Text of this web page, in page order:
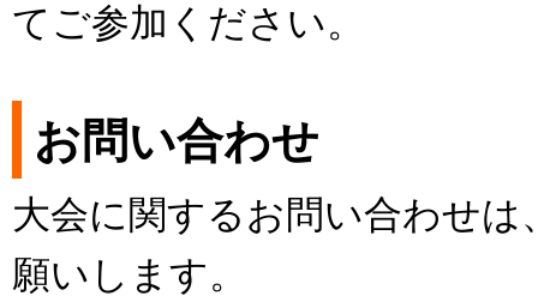
てご参加ください。
お問い合わせ
大会に関するお問い合わせ
願いします。